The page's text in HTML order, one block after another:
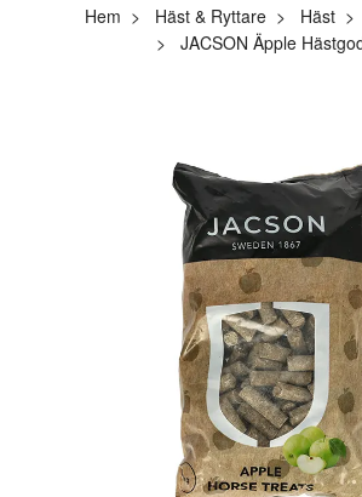
Hem Häst & Ryttare Häst
JACSON Äpple